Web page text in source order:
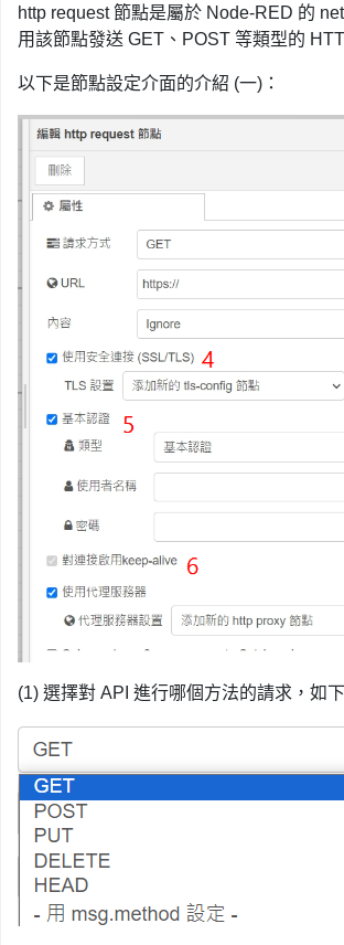
http request 節點是屬於 Node-RED 的
用該節點發送 GET、POST 等類型的
以下是節點設定介面的介紹 (一)：
(1) 選擇對 API 進行哪個方法的請求，如下